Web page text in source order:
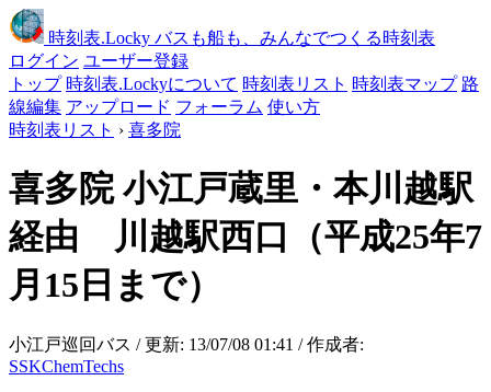
時刻表.Locky バスも船も、みんなでつくる時刻表
ログイン ユーザー登録
トップ 時刻表.Lockyについて 時刻表リスト 時刻表マップ 路
線編集 アップロード フォーラム 使い方
時刻表リスト › 喜多院
喜多院小江戸蔵里・本川越駅
経由 川越駅西口（平成25年7
月15日まで）
小江戸巡回バス / 更新: 13/07/08 01:41 / 作成者:
SSKChemTechs